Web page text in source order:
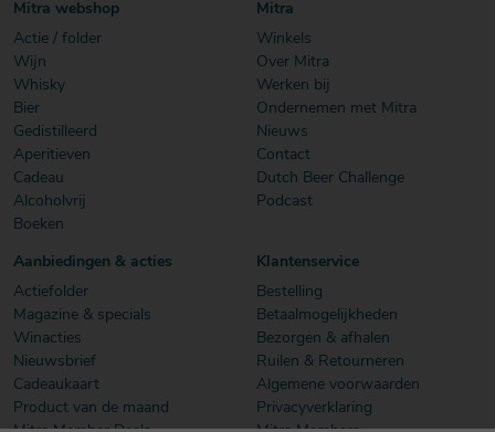
Mitra webshop
Actie / folder
Wijn
Whisky
Bier
Gedistilleerd
Aperitieven
Cadeau
Alcoholvrij
Boeken
Mitra
Winkels
Over Mitra
Werken bij
Ondernemen met Mitra
Nieuws
Contact
Dutch Beer Challenge
Podcast
Aanbiedingen & acties
Actiefolder
Magazine & specials
Winacties
Nieuwsbrief
Cadeaukaart
Product van de maand
Klantenservice
Bestelling
Betaalmogelijkheden
Bezorgen & afhalen
Ruilen & Retourneren
Algemene voorwaarden
Privacyverklaring